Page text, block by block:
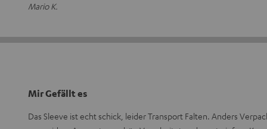
Mario K.
Mir Gefällt es
Das Sleeve ist echt schick, leider Transport Falten. Anders